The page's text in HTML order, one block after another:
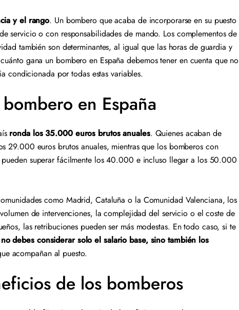
y el rango. Un bombero que acaba de incorporarse en su puesto
servicio o con responsabilidades de mando. Los complementos de
también son determinantes, al igual que las horas de guardia y
gana un bombero en España debemos tener en cuenta que no
condicionada por todas estas variables.
en España
ronda los 35.000 euros brutos anuales. Quienes acaban de
29.000 euros brutos anuales, mientras que los bomberos con
superar fácilmente los 40.000 e incluso llegar a los 50.000
como Madrid, Cataluña o la Comunidad Valenciana, los
de intervenciones, la complejidad del servicio o el coste de
las retribuciones pueden ser más modestas. En todo caso, si te
no debes considerar solo el salario base, sino también los
acompañan al puesto.
de los bomberos